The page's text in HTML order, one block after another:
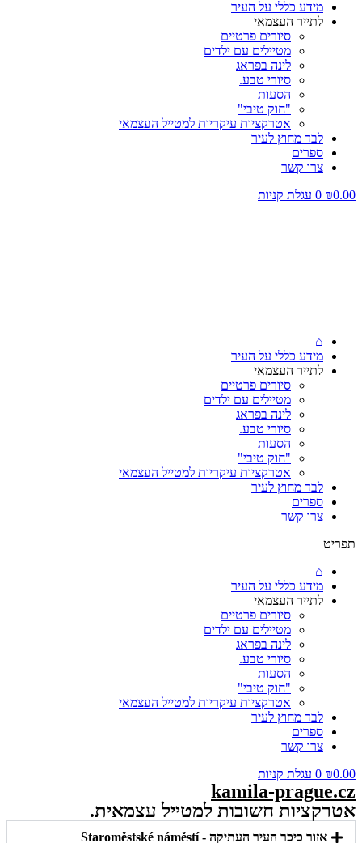
מידע כללי על העיר
לתייר העצמאי
סיורים פרטיים
מטיילים עם ילדים
לינה בפראג
סיורי טבע.
הסעות
"חוק טיבי"
אטרקציות עיקריות למטייל העצמאי
לבד מחוץ לעיר
ספרים
צרו קשר
₪0.00
0 עגלת קניות
⌂
מידע כללי על העיר
לתייר העצמאי
סיורים פרטיים
מטיילים עם ילדים
לינה בפראג
סיורי טבע.
הסעות
"חוק טיבי"
אטרקציות עיקריות למטייל העצמאי
לבד מחוץ לעיר
ספרים
צרו קשר
תפריט
⌂
מידע כללי על העיר
לתייר העצמאי
סיורים פרטיים
מטיילים עם ילדים
לינה בפראג
סיורי טבע.
הסעות
"חוק טיבי"
אטרקציות עיקריות למטייל העצמאי
לבד מחוץ לעיר
ספרים
צרו קשר
₪0.00
0 עגלת קניות
kamila-prague.cz
אטרקציות חשובות למטייל עצמאית.
אזור כיכר העיר העתיקה - Staroměstské náměstí